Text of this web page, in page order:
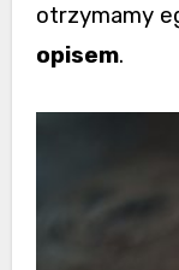
otrzymamy
opisem.